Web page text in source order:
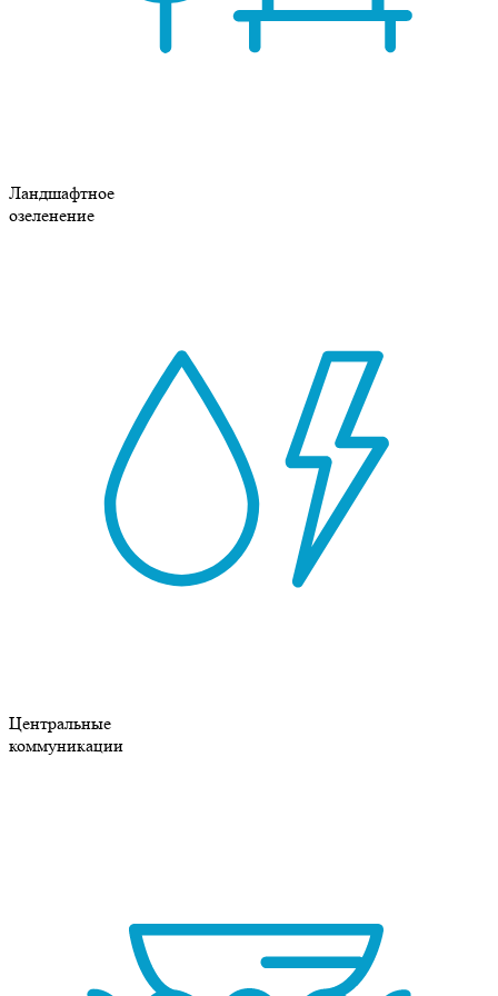
Ландшафтное
озеленение
Центральные
коммуникации